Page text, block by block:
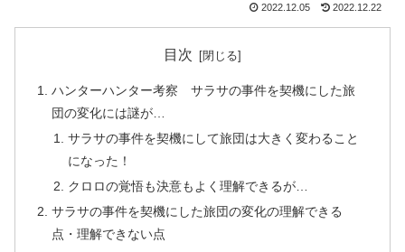
2022.12.05 2022.12.22
目次
ハンターハンター考察 サラサの事件を契機にした旅
団の変化には謎が…
サラサの事件を契機にして旅団は大きく変わること
になった！
クロロの覚悟も決意もよく理解できるが…
サラサの事件を契機にした旅団の変化の理解できる
点・理解できない点